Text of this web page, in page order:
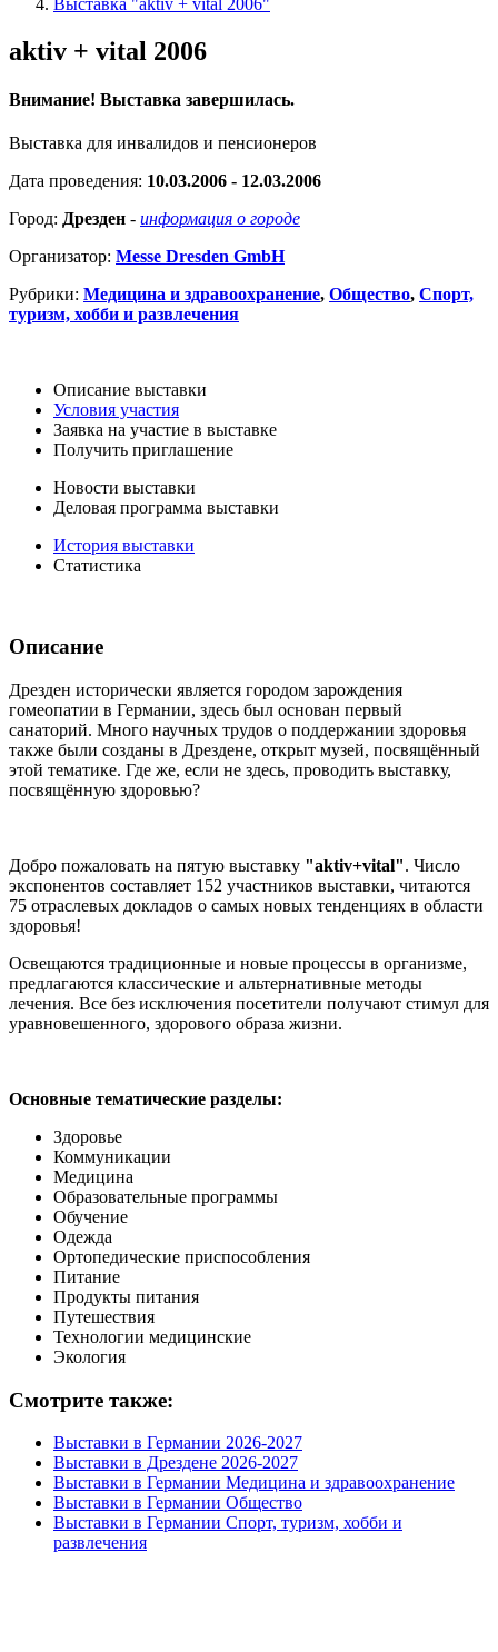
Выставка "aktiv + vital 2006"
aktiv + vital 2006
Внимание! Выставка завершилась.
Выставка для инвалидов и пенсионеров
Дата проведения: 10.03.2006 - 12.03.2006
Город: Дрезден - информация о городе
Организатор: Messe Dresden GmbH
Рубрики: Медицина и здравоохранение, Общество, Спорт,
туризм, хобби и развлечения
Описание выставки
Условия участия
Заявка на участие в выставке
Получить приглашение
Новости выставки
Деловая программа выставки
История выставки
Статистика
Описание
Дрезден исторически является городом зарождения
гомеопатии в Германии, здесь был основан первый
санаторий. Много научных трудов о поддержании здоровья
также были созданы в Дрездене, открыт музей, посвящённый
этой тематике. Где же, если не здесь, проводить выставку,
посвящённую здоровью?
Добро пожаловать на пятую выставку "aktiv+vital". Число
экспонентов составляет 152 участников выставки, читаются
75 отраслевых докладов о самых новых тенденциях в области
здоровья!
Освещаются традиционные и новые процессы в организме,
предлагаются классические и альтернативные методы
лечения. Все без исключения посетители получают стимул для
уравновешенного, здорового образа жизни.
Основные тематические разделы:
Здоровье
Коммуникации
Медицина
Образовательные программы
Обучение
Одежда
Ортопедические приспособления
Питание
Продукты питания
Путешествия
Технологии медицинские
Экология
Смотрите также:
Выставки в Германии 2026-2027
Выставки в Дрездене 2026-2027
Выставки в Германии Медицина и здравоохранение
Выставки в Германии Общество
Выставки в Германии Спорт, туризм, хобби и
развлечения